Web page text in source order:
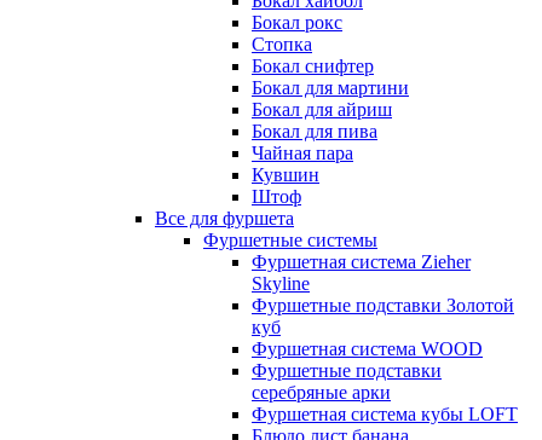
Бокал рокс
Стопка
Бокал снифтер
Бокал для мартини
Бокал для айриш
Бокал для пива
Чайная пара
Кувшин
Штоф
Все для фуршета
Фуршетные системы
Фуршетная система Zieher
Skyline
Фуршетные подставки Золотой
куб
Фуршетная система WOOD
Фуршетные подставки
серебряные арки
Фуршетная система кубы LOFT
Блюдо лист банана